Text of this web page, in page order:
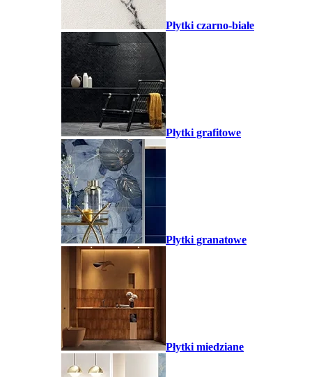
Płytki czarno-białe
Płytki grafitowe
Płytki granatowe
Płytki miedziane